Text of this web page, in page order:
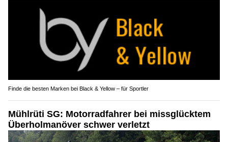
Finde die besten Marken bei Black & Yellow – für Sportler
Mühlrüti SG: Motorradfahrer bei missglücktem
Überholmanöver schwer verletzt